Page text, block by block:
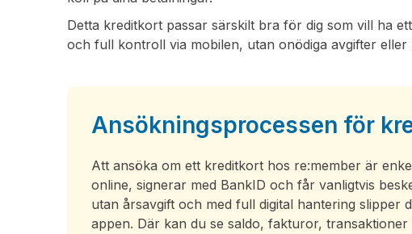
Detta kreditkort passar särskilt bra för dig som vill ha
och full kontroll via mobilen, utan onödiga avgifter eller
Ansökningsprocessen för
Att ansöka om ett kreditkort hos re:member är
online, signerar med BankID och får vanligtvis
utan årsavgift och med full digital hantering
appen. Där kan du se saldo, fakturor,